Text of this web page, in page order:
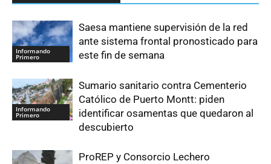
Informando
Primero
Saesa mantiene supervisión de la red
ante sistema frontal pronosticado para
este fin de semana
Informando
Primero
Sumario sanitario contra Cementerio
Católico de Puerto Montt: piden
identificar osamentas que quedaron al
descubierto
ProREP y Consorcio Lechero